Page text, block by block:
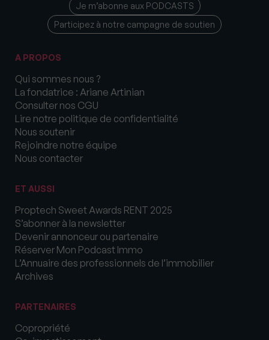
Je m’abonne aux PODCASTS
Participez à notre campagne de soutien
A PROPOS
Qui sommes nous ?
La fondatrice : Ariane Artinian
Consulter nos CGU
Lire notre politique de confidentialité
Nous soutenir
Rejoindre notre équipe
Nous contacter
ET AUSSI
Proptech Sweet Awards RENT 2025
S’abonner à la newsletter
Devenir annonceur ou partenaire
Réserver Mon Podcast Immo
L’Annuaire des professionnels de l’immobilier
Archives
PARTENAIRES
Copropriété